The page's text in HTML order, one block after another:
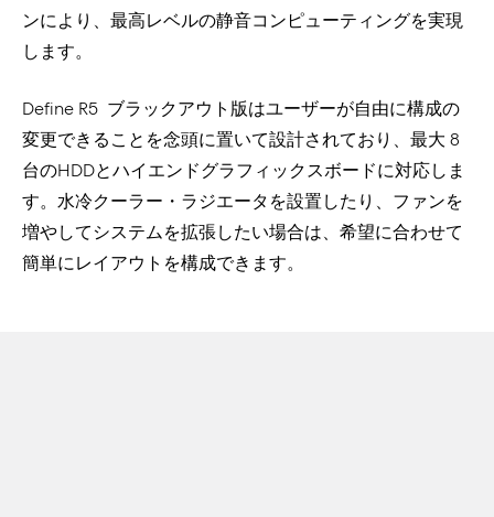
ンにより、最高レベルの静音コンピューティングを実現
します。
Define R5 ブラックアウト版はユーザーが自由に構成の
変更できることを念頭に置いて設計されており、最大 8
台のHDDとハイエンドグラフィックスボードに対応しま
す。水冷クーラー・ラジエータを設置したり、ファンを
増やしてシステムを拡張したい場合は、希望に合わせて
簡単にレイアウトを構成できます。